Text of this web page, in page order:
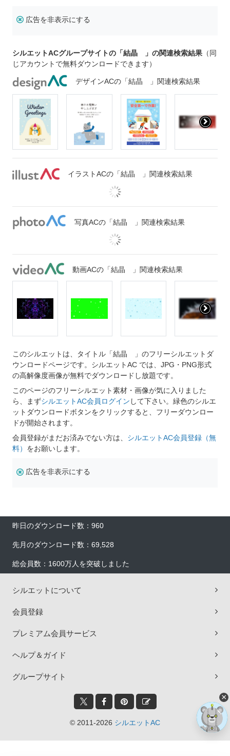
広告を非表示にする
シルエットACグループサイトの「結晶 」の関連検索結果 （同
じアカウントで無料ダウンロードできます）
デザインACの「結晶 」関連検索結果
イラストACの「結晶 」関連検索結果
写真ACの「結晶 」関連検索結果
動画ACの「結晶 」関連検索結果
このシルエットは、タイトル「結晶 」のフリーシルエットダ
ウンロードページです。シルエットAC では、JPG・PNG形式
の高解像度画像が無料でダウンロードし放題です。
このページのフリーシルエット素材・画像が気に入りました
ら、まずシルエットAC会員ログイン して下さい。緑色のシルエ
ットダウンロードボタンをクリックすると、フリーダウンロー
ドが開始されます。
会員登録がまだお済みでない方は、 シルエットAC会員登録（無
料） をお願いします。
広告を非表示にする
昨日のダウンロード数：960
先月のダウンロード数：69,528
総会員数：1600万人を突破しました
シルエットについて
会員登録
プレミアム会員サービス
ヘルプ＆ガイド
グループサイト
© 2011-2026 シルエットAC
×